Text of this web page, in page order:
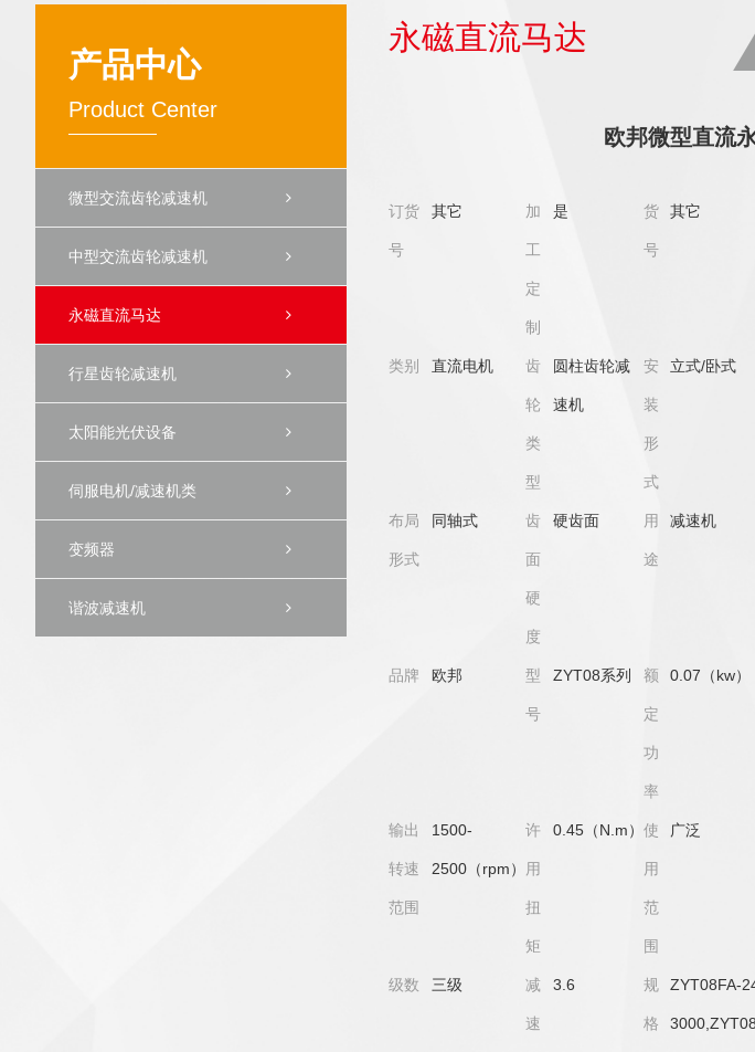
产品中心
Product Center
微型交流齿轮减速机
中型交流齿轮减速机
永磁直流马达
行星齿轮减速机
太阳能光伏设备
伺服电机/减速机类
变频器
谐波减速机
永磁直流马达
欧邦微型直流
订货
号
其它 加
工
定
制
是 货
号
其它
类别 直流电机 齿
轮
类
型
圆柱齿轮减
速机
安
装
形
式
立式/卧式
布局
形式
同轴式 齿
面
硬
度
硬齿面 用
途
减速机
品牌 欧邦 型
号
ZYT08系列 额
定
功
率
0.07（kw）
输出
转速
范围
1500-
2500（rpm）
许
用
扭
矩
0.45（N.m） 使
用
范
围
广泛
级数 三级 减
速
3.6 规
格
ZYT08FA-